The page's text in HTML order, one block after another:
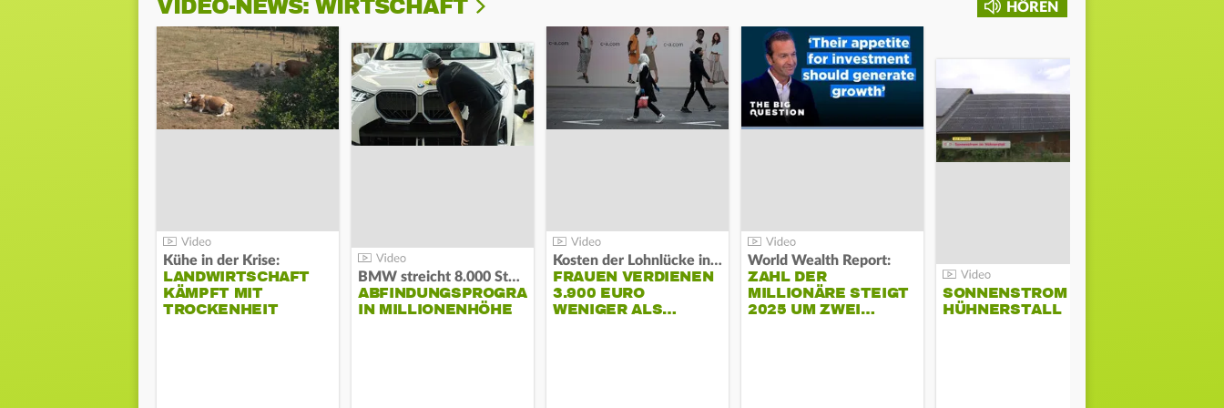
HÖREN
VIDEO-NEWS: WIRTSCHAFT
Kühe in der Krise:
LANDWIRTSCHAFT
KÄMPFT MIT
TROCKENHEIT
BMW streicht 8.000 Stellen:
ABFINDUNGSPROGRAMM
IN MILLIONENHÖHE
Kosten der Lohnlücke in der EU:
FRAUEN VERDIENEN
3.900 EURO
WENIGER ALS…
World Wealth Report:
ZAHL DER
MILLIONÄRE STEIGT
2025 UM ZWEI…
SONNENSTROM IM
HÜHNERSTALL